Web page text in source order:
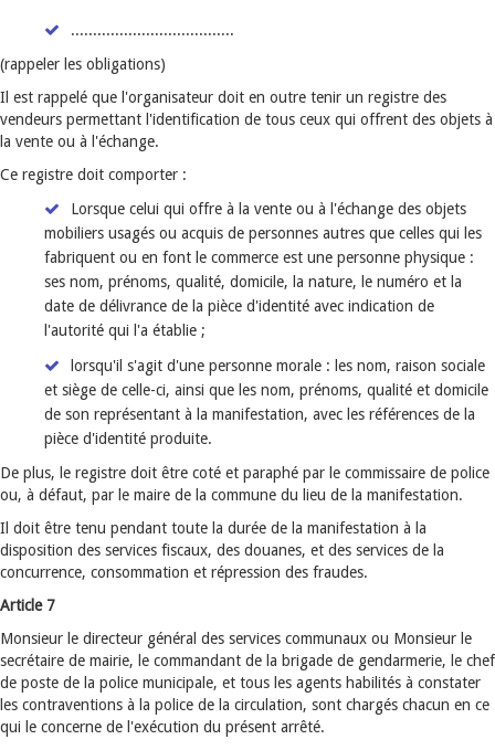
.....................................
(rappeler les obligations)
Il est rappelé que l'organisateur doit en outre tenir un registre des
vendeurs permettant l'identification de tous ceux qui offrent des objets à
la vente ou à l'échange.
Ce registre doit comporter :
Lorsque celui qui offre à la vente ou à l'échange des objets
mobiliers usagés ou acquis de personnes autres que celles qui les
fabriquent ou en font le commerce est une personne physique :
ses nom, prénoms, qualité, domicile, la nature, le numéro et la
date de délivrance de la pièce d'identité avec indication de
l'autorité qui l'a établie ;
lorsqu'il s'agit d'une personne morale : les nom, raison sociale
et siège de celle-ci, ainsi que les nom, prénoms, qualité et domicile
de son représentant à la manifestation, avec les références de la
pièce d'identité produite.
De plus, le registre doit être coté et paraphé par le commissaire de police
ou, à défaut, par le maire de la commune du lieu de la manifestation.
Il doit être tenu pendant toute la durée de la manifestation à la
disposition des services fiscaux, des douanes, et des services de la
concurrence, consommation et répression des fraudes.
Article 7
Monsieur le directeur général des services communaux ou Monsieur le
secrétaire de mairie, le commandant de la brigade de gendarmerie, le chef
de poste de la police municipale, et tous les agents habilités à constater
les contraventions à la police de la circulation, sont chargés chacun en ce
qui le concerne de l'exécution du présent arrêté.